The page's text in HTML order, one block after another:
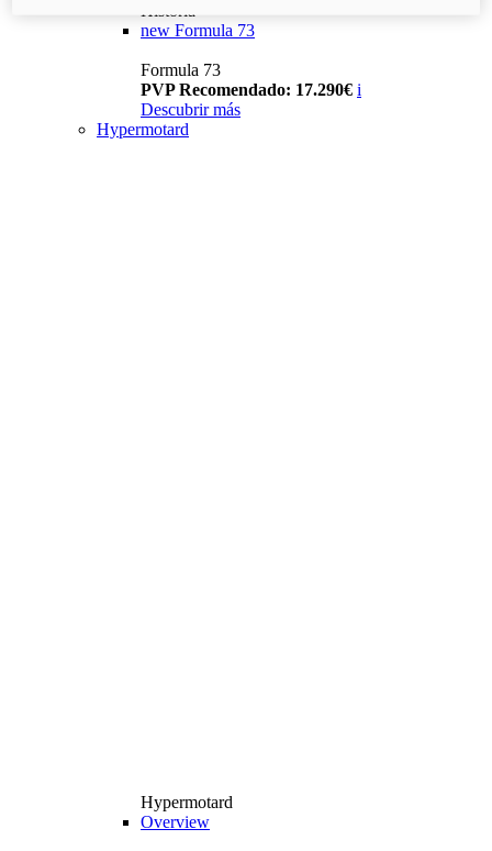
Historia
new Formula 73
Formula 73
PVP Recomendado: 17.290€ i
Descubrir más
Hypermotard
Hypermotard
Overview